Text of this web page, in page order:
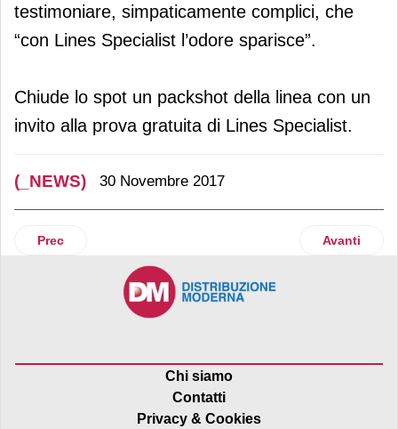
testimoniare, simpaticamente complici, che
“con Lines Specialist l’odore sparisce”.
Chiude lo spot un packshot della linea con un
invito alla prova gratuita di Lines Specialist.
(_NEWS) 30 Novembre 2017
Articolo precedente: Brambles conferma impegno a favore
Prec Articolo
Avanti
Chi siamo
Contatti
Privacy & Cookies